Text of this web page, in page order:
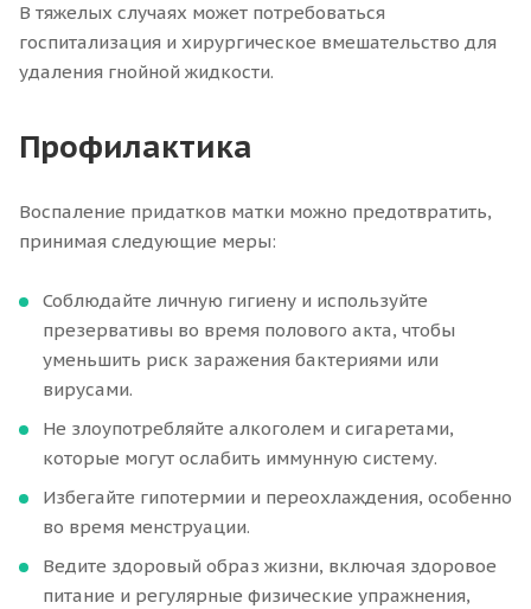
В тяжелых случаях может потребоваться
госпитализация и хирургическое вмешательство для
удаления гнойной жидкости.
Профилактика
Воспаление придатков матки можно предотвратить,
принимая следующие меры:
Соблюдайте личную гигиену и используйте
презервативы во время полового акта, чтобы
уменьшить риск заражения бактериями или
вирусами.
Не злоупотребляйте алкоголем и сигаретами,
которые могут ослабить иммунную систему.
Избегайте гипотермии и переохлаждения, особенно
во время менструации.
Ведите здоровый образ жизни, включая здоровое
питание и регулярные физические упражнения,